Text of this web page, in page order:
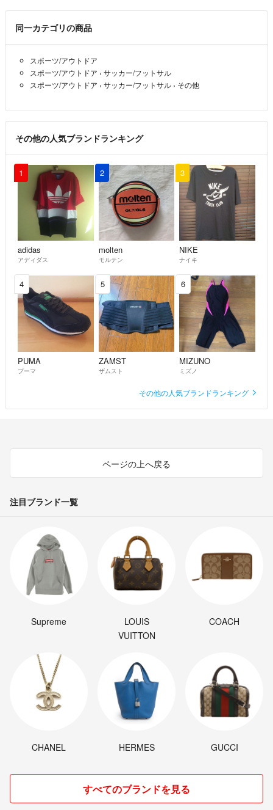
同一カテゴリの商品
スポーツ/アウトドア
スポーツ/アウトドア › サッカー/フットサル
スポーツ/アウトドア › サッカー/フットサル › その他
その他の人気ブランドランキング
1
adidas
アディダス
2
molten
モルテン
3
NIKE
ナイキ
4
PUMA
プーマ
5
ZAMST
ザムスト
6
MIZUNO
ミズノ
その他の人気ブランドランキング
ページの上へ戻る
注目ブランド一覧
Supreme
LOUIS
VUITTON
COACH
CHANEL HERMES GUCCI
すべてのブランドを見る